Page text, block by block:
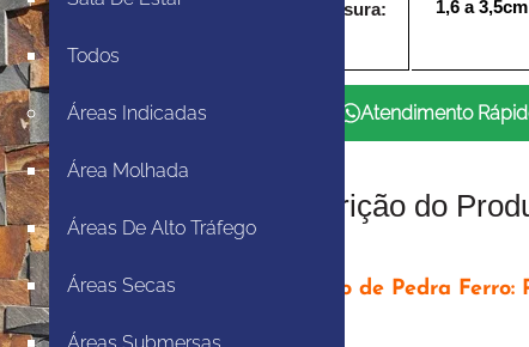
Todos
Áreas Indicadas
Área Molhada
Áreas De Alto Tráfego
Áreas Secas
Espessura: 1,6 a 3,5cm
Atendimento
Descrição do
Mosaico de Pedra